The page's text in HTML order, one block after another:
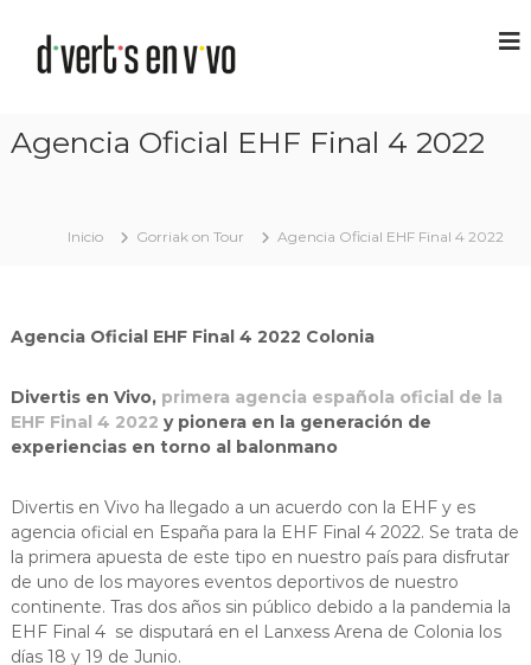
Agencia Oficial EHF Final 4 2022
Inicio Gorriak on Tour Agencia Oficial EHF Final 4 2022
Agencia Oficial EHF Final 4 2022 Colonia
Divertis en Vivo, primera agencia española oficial de la
EHF Final 4 2022 y pionera en la generación de
experiencias en torno al balonmano
Divertis en Vivo ha llegado a un acuerdo con la EHF y es
agencia oficial en España para la EHF Final 4 2022. Se trata de
la primera apuesta de este tipo en nuestro país para disfrutar
de uno de los mayores eventos deportivos de nuestro
continente. Tras dos años sin público debido a la pandemia la
EHF Final 4 se disputará en el Lanxess Arena de Colonia los
días 18 y 19 de Junio.